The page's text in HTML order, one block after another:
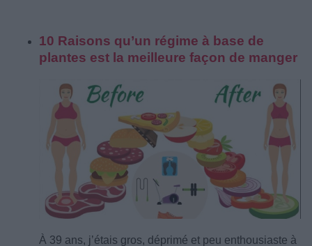
10 Raisons qu’un régime à base de
plantes est la meilleure façon de manger
À 39 ans, j’étais gros, déprimé et peu enthousiaste à